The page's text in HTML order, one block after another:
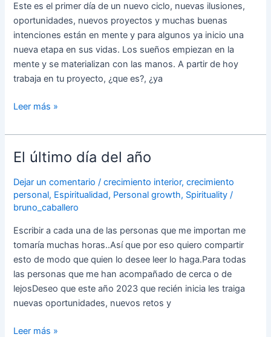
regresar”
Si
era
un
sueño
yo
simplemente
esa
y
“aparecer”
en
una
playa,
“mi
casa”
Enmedio
de
nube
Este es el primer día de un nuevo ciclo, nuevas ilusiones,
oportunidades, nuevos proyectos y muchas buenas
intenciones están en mente y para algunos ya inicio una
nueva etapa en sus vidas. Los sueños empiezan en la
mente y se materializan con las manos. A partir de hoy
trabaja en tu proyecto, ¿que es?, ¿ya
Leer más »
El último día del año
Dejar un comentario /crecimiento interior,crecimiento
personal, Espiritualidad, Personal growth, Spirituality /
bruno_caballero
Escribir a cada una de las personas que me importan me
tomaría muchas horas..Así que por eso quiero compartir
esto de modo que quien lo desee leer lo haga.Para todas
las personas que me han acompañado de cerca o de
lejosDeseo que este año 2023 que recién inicia les traiga
nuevas oportunidades, nuevos retos y
El
día
del
año
Leer más »